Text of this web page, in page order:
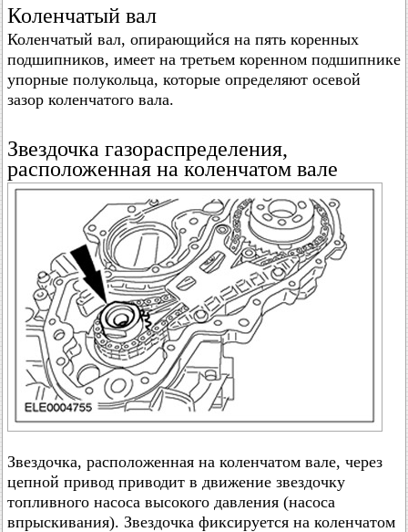
Коленчатый вал
Коленчатый вал, опирающийся на пять коренных
подшипников, имеет на третьем коренном подшипнике
упорные полукольца, которые определяют осевой
зазор коленчатого вала.
Звездочка газораспределения,
расположенная на коленчатом вале
Звездочка, расположенная на коленчатом вале, через
цепной привод приводит в движение звездочку
топливного насоса высокого давления (насоса
впрыскивания). Звездочка фиксируется на коленчатом